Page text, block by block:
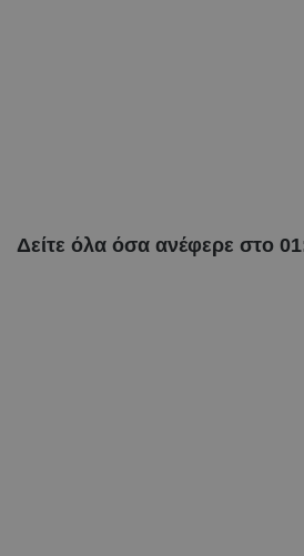
Δείτε όλα όσα ανέφερε στο